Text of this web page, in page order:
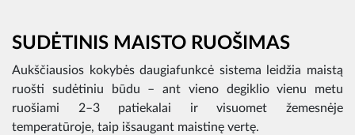
SUDĖTINIS MAISTO RUOŠIMAS
Aukščiausios kokybės daugiafunkcė sistema leidžia maistą
ruošti sudėtiniu būdu – ant vieno degiklio vienu metu
ruošiami 2–3 patiekalai ir visuomet žemesnėje
temperatūroje, taip išsaugant maistinę vertę.